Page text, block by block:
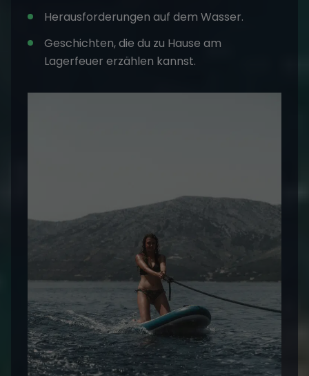
Herausforderungen auf dem Wasser.
Geschichten, die du zu Hause am
Lagerfeuer erzählen kannst.